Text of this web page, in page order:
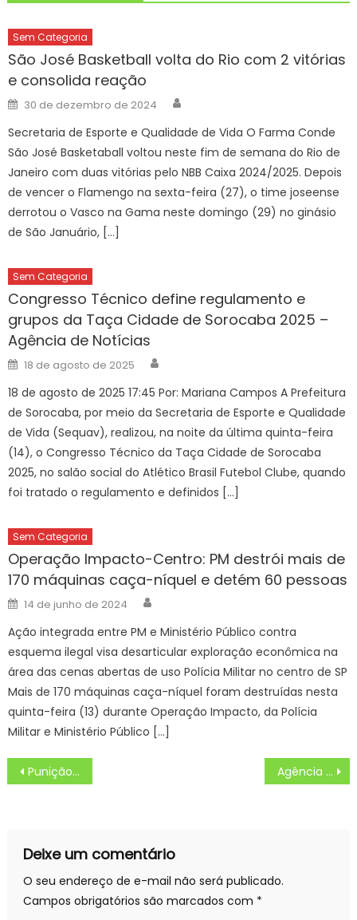
Sem Categoria
São José Basketball volta do Rio com 2 vitórias
e consolida reação
Posted
on
30 de dezembro de 2024
Secretaria de Esporte e Qualidade de Vida O Farma Conde
São José Basketaball voltou neste fim de semana do Rio de
Janeiro com duas vitórias pelo NBB Caixa 2024/2025. Depois
de vencer o Flamengo na sexta-feira (27), o time joseense
derrotou o Vasco na Gama neste domingo (29) no ginásio
de São Januário, […]
Sem Categoria
Congresso Técnico define regulamento e
grupos da Taça Cidade de Sorocaba 2025 –
Agência de Notícias
Posted
on
18 de agosto de 2025
18 de agosto de 2025 17:45 Por: Mariana Campos A Prefeitura
de Sorocaba, por meio da Secretaria de Esporte e Qualidade
de Vida (Sequav), realizou, na noite da última quinta-feira
(14), o Congresso Técnico da Taça Cidade de Sorocaba
2025, no salão social do Atlético Brasil Futebol Clube, quando
foi tratado o regulamento e definidos […]
Sem Categoria
Operação Impacto-Centro: PM destrói mais de
170 máquinas caça-níquel e detém 60 pessoas
Posted
on
14 de junho de 2024
Ação integrada entre PM e Ministério Público contra
esquema ilegal visa desarticular exploração econômica na
área das cenas abertas de uso Polícia Militar no centro de SP
Mais de 170 máquinas caça-níquel foram destruídas nesta
quinta-feira (13) durante Operação Impacto, da Polícia
Militar e Ministério Público […]
Navegação
de
Punição da Globo? Apresentadora ‘perde’ programa após vazar informação sobre o BBB24 Agência Minas Gerais | Fundação Hemominas: 39 anos investindo na promoção da vida
Deixe um comentário
O seu endereço de e-mail não será publicado.
Campos obrigatórios são marcados com *